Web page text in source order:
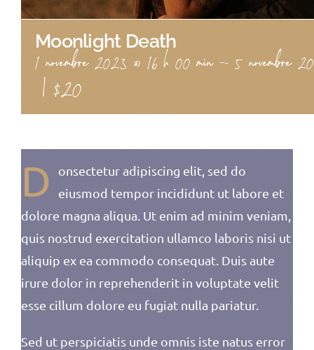
Moonlight Death
1 novembre 2023 @ 16 h 00 min-5 novembre
|$20
D
onsectetur adipiscing elit, sed do
eiusmod tempor incididunt ut labore et
dolore magna aliqua. Ut enim ad minim veniam,
quis nostrud exercitation ullamco laboris nisi ut
aliquip ex ea commodo consequat. Duis aute
irure dolor in reprehenderit in voluptate velit
esse cillum dolore eu fugiat nulla pariatur.
Sed ut perspiciatis unde omnis iste natus error